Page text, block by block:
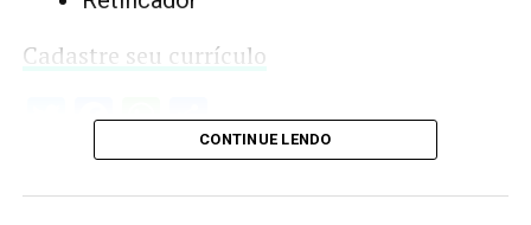
Cadastre seu currículo
Twitter
Facebook
WhatsApp
Share
CONTINUE LENDO